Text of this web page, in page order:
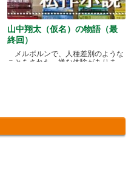
山中翔太（仮名）の物語（最
終回）
メルボルンで、人種差別のような
ことをされた、嫌な体験がありま